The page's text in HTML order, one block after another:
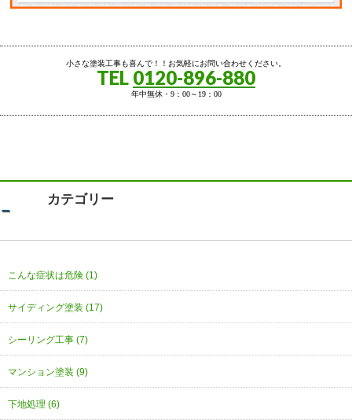
小さな塗装工事も喜んで！！お気軽にお問い合わせください。
TEL 0120-896-880
年中無休・9：00～19：00
カテゴリー
こんな症状は危険 (1)
サイディング塗装 (17)
シーリング工事 (7)
マンション塗装 (9)
下地処理 (6)